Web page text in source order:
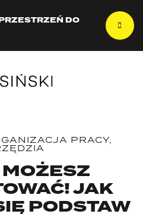
DO
PRACY,
JAK
PODSTAW